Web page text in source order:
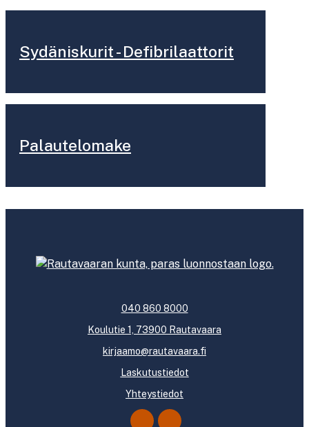
Sydäniskurit - Defibrilaattorit
Palautelomake
040 860 8000
Koulutie 1, 73900 Rautavaara
kirjaamo@rautavaara.fi
Laskutustiedot
Yhteystiedot